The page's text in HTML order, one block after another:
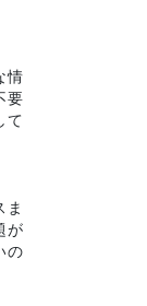
情
要
て
ま
が
の